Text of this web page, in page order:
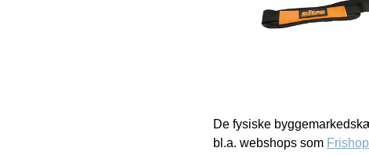
De fysiske
bl.a. webshops som